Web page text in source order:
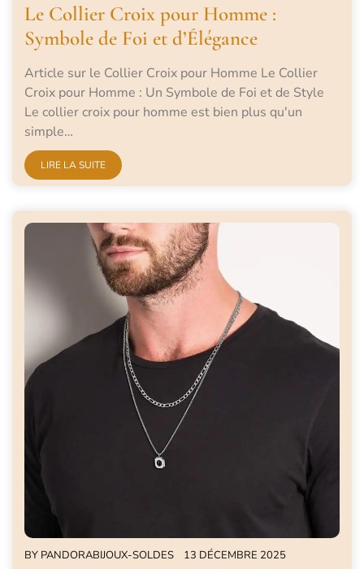
Le Collier Croix pour Homme :
Symbole de Foi et d’Élégance
Article sur le Collier Croix pour Homme Le Collier
Croix pour Homme : Un Symbole de Foi et de Style
Le collier croix pour homme est bien plus qu'un
simple…
LIRE LA SUITE
BY PANDORABIJOUX-SOLDES 13 DÉCEMBRE 2025